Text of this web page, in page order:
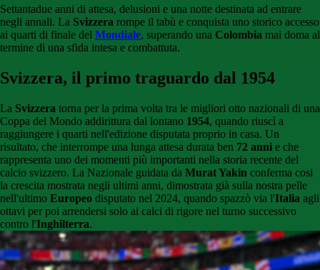
Settantadue anni di attesa, delusioni e una notte destinata ad entrare
negli annali. La Svizzera rompe il tabù e conquista uno storico accesso
ai quarti di finale del Mondiale, superando una Colombia mai doma al
termine di una sfida intesa e combattuta.
Svizzera, il primo traguardo dal 1954
La Svizzera torna per la prima volta tra le migliori otto nazionali di una
Coppa del Mondo addirittura dal lontano 1954, quando riuscì a
raggiungere i quarti nell'edizione disputata proprio in casa. Un
risultato, che interrompe una lunga attesa durata ben 72 anni e che
rappresenta uno dei momenti più importanti nella storia recente del
calcio svizzero. La Nazionale guidata da Murat Yakin conferma cosi
la crescita mostrata negli ultimi anni, dimostrata già sulla nostra pelle
nell'ultimo Europeo disputato nel 2024, quando spazzò via l'Italia agli
ottavi per poi arrendersi solo ai calci di rigore nel turno successivo
contro l'Inghilterra.